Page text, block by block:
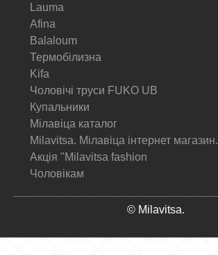
Lauma
Afina
Balaloum
Термобілизна
Kifa
Чоловічі труси FUKO UB
Купальники
Мілавіца каталог
Milavitsa. Мілавіца інтернет магазин.
Акція "Milavitsa fashion
Чоловікам
© Milavitsa.